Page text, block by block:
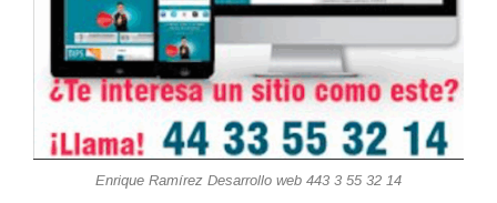
Enrique Ramírez Desarrollo web 443 3 55 32 14